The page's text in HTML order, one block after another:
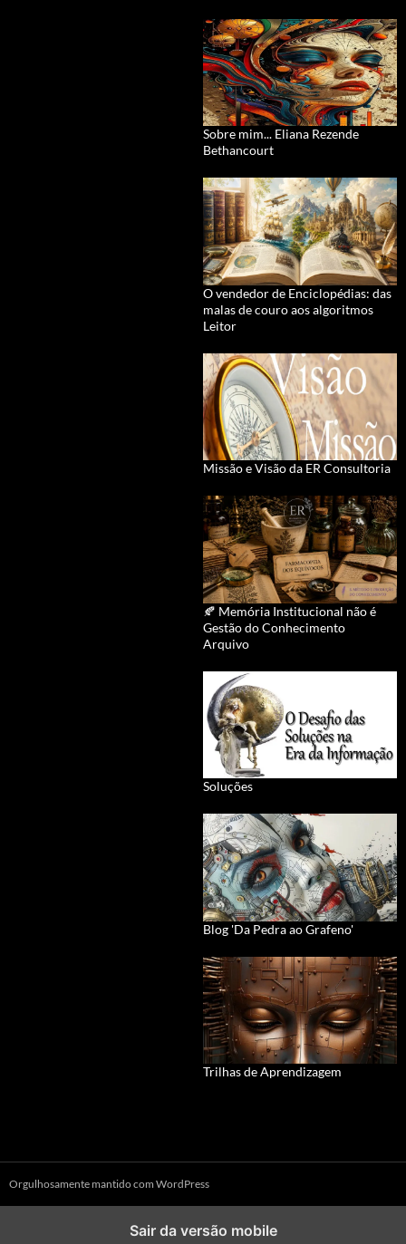
Sobre mim... Eliana Rezende
Bethancourt
O vendedor de Enciclopédias: das
malas de couro aos algoritmos
Leitor
Missão e Visão da ER Consultoria
🍂 Memória Institucional não é
Gestão do Conhecimento
Arquivo
Soluções
Blog 'Da Pedra ao Grafeno'
Trilhas de Aprendizagem
Orgulhosamente mantido com WordPress
Sair da versão mobile